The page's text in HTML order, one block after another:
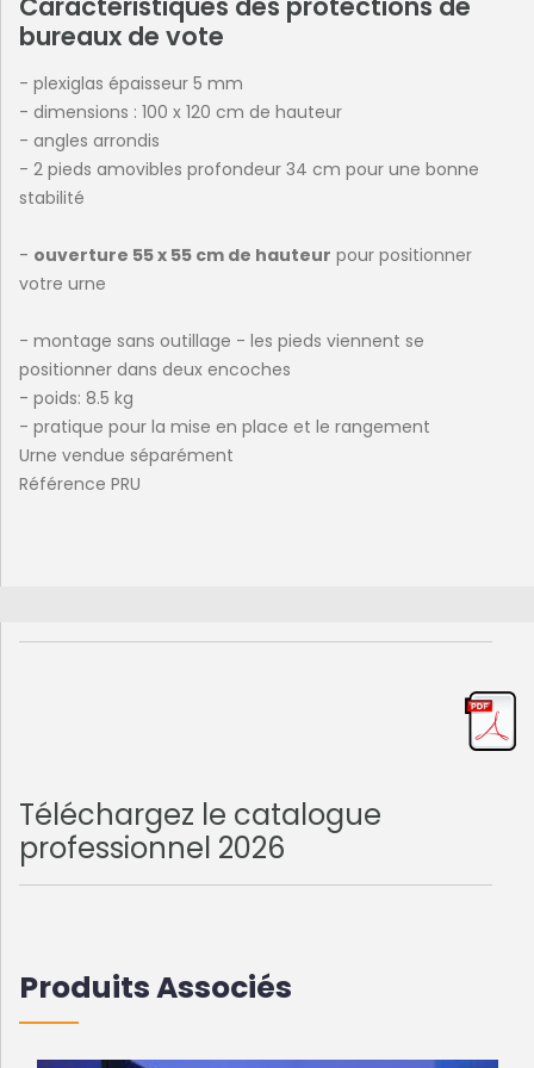
bureaux de vote
- plexiglas épaisseur 5 mm
- dimensions : 100 x 120 cm de hauteur
- angles arrondis
- 2 pieds amovibles profondeur 34 cm pour une bonne
stabilité
- ouverture 55 x 55 cm de hauteur pour positionner
votre urne
- montage sans outillage - les pieds viennent se
positionner dans deux encoches
- poids: 8.5 kg
- pratique pour la mise en place et le rangement
Urne vendue séparément
Référence PRU
Téléchargez le catalogue
professionnel 2026
Produits Associés